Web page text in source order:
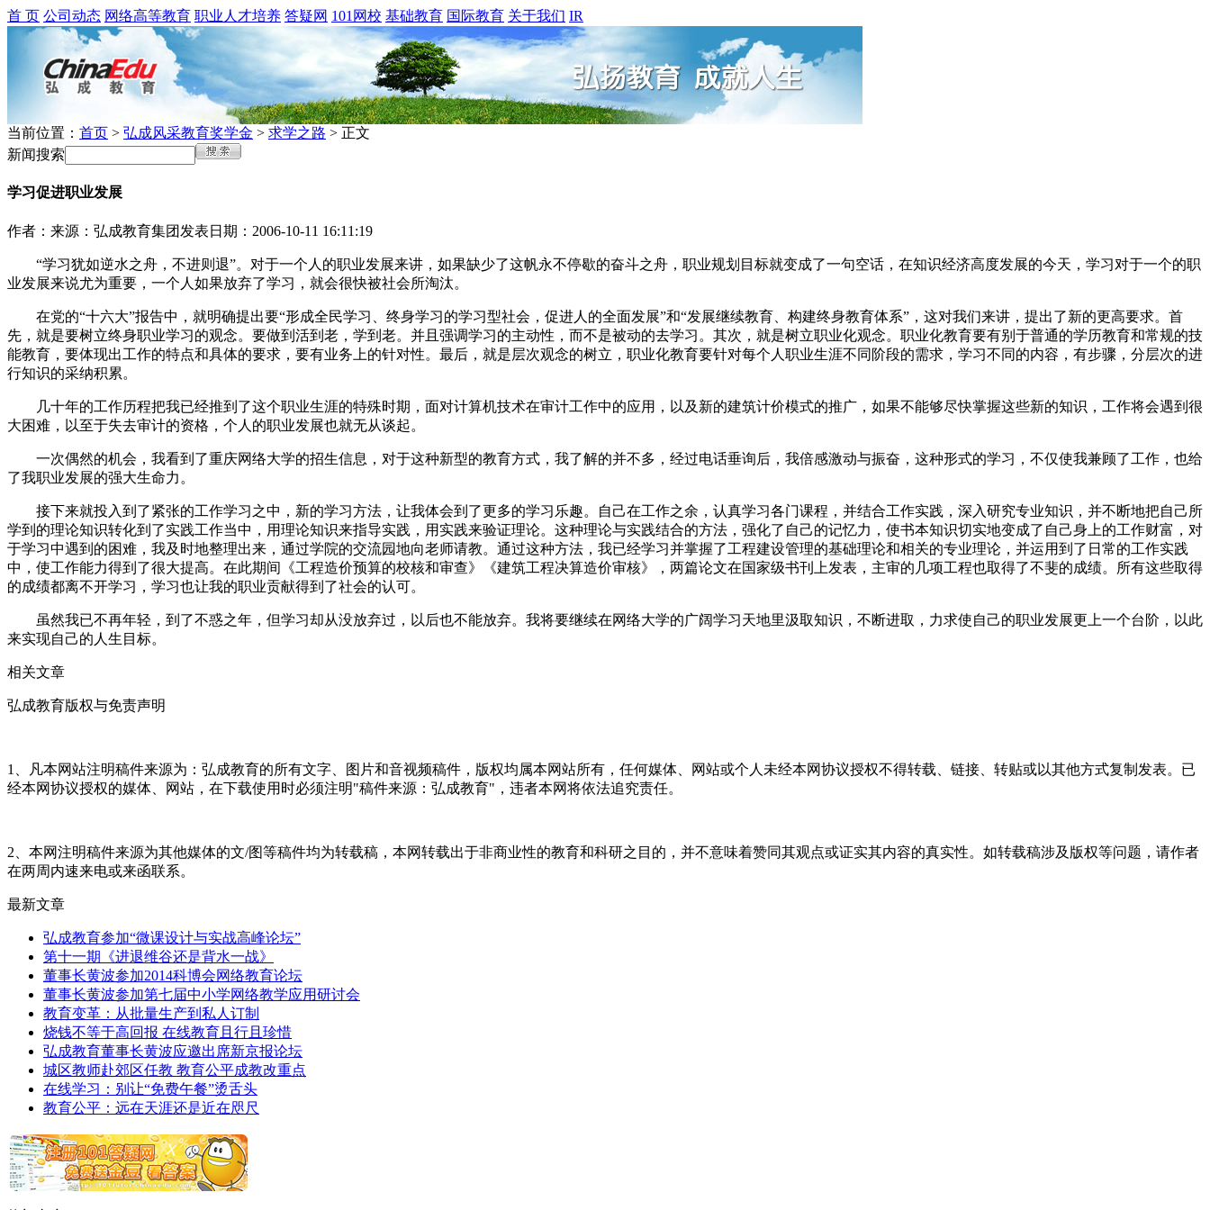
首 页 公司动态 网络高等教育 职业人才培养 答疑网 101网校 基础教育 国际教育 关于我们 IR
当前位置： 首页 > 弘成风采教育奖学金 > 求学之路 > 正文
新闻搜索
学习促进职业发展
作者： 来源：弘成教育集团 发表日期：2006-10-11 16:11:19
“学习犹如逆水之舟，不进则退”。对于一个人的职业发展来讲，如果缺少了这帆永不停歇的奋斗之舟，职业规划目标就变成了一句空话，在知识经济高度发展的今天，学习对于一个的职
业发展来说尤为重要，一个人如果放弃了学习，就会很快被社会所淘汰。
在党的“十六大”报告中，就明确提出要“形成全民学习、终身学习的学习型社会，促进人的全面发展”和“发展继续教育、构建终身教育体系”，这对我们来讲，提出了新的更高要求。首
先，就是要树立终身职业学习的观念。要做到活到老，学到老。并且强调学习的主动性，而不是被动的去学习。其次，就是树立职业化观念。职业化教育要有别于普通的学历教育和常规的技
能教育，要体现出工作的特点和具体的要求，要有业务上的针对性。最后，就是层次观念的树立，职业化教育要针对每个人职业生涯不同阶段的需求，学习不同的内容，有步骤，分层次的进
行知识的采纳积累。
几十年的工作历程把我已经推到了这个职业生涯的特殊时期，面对计算机技术在审计工作中的应用，以及新的建筑计价模式的推广，如果不能够尽快掌握这些新的知识，工作将会遇到很
大困难，以至于失去审计的资格，个人的职业发展也就无从谈起。
一次偶然的机会，我看到了重庆网络大学的招生信息，对于这种新型的教育方式，我了解的并不多，经过电话垂询后，我倍感激动与振奋，这种形式的学习，不仅使我兼顾了工作，也给
了我职业发展的强大生命力。
接下来就投入到了紧张的工作学习之中，新的学习方法，让我体会到了更多的学习乐趣。自己在工作之余，认真学习各门课程，并结合工作实践，深入研究专业知识，并不断地把自己所
学到的理论知识转化到了实践工作当中，用理论知识来指导实践，用实践来验证理论。这种理论与实践结合的方法，强化了自己的记忆力，使书本知识切实地变成了自己身上的工作财富，对
于学习中遇到的困难，我及时地整理出来，通过学院的交流园地向老师请教。通过这种方法，我已经学习并掌握了工程建设管理的基础理论和相关的专业理论，并运用到了日常的工作实践
中，使工作能力得到了很大提高。在此期间《工程造价预算的校核和审查》《建筑工程决算造价审核》，两篇论文在国家级书刊上发表，主审的几项工程也取得了不斐的成绩。所有这些取得
的成绩都离不开学习，学习也让我的职业贡献得到了社会的认可。
虽然我已不再年轻，到了不惑之年，但学习却从没放弃过，以后也不能放弃。我将要继续在网络大学的广阔学习天地里汲取知识，不断进取，力求使自己的职业发展更上一个台阶，以此
来实现自己的人生目标。
相关文章
弘成教育版权与免责声明
1、凡本网站注明稿件来源为：弘成教育的所有文字、图片和音视频稿件，版权均属本网站所有，任何媒体、网站或个人未经本网协议授权不得转载、链接、转贴或以其他方式复制发表。已
经本网协议授权的媒体、网站，在下载使用时必须注明"稿件来源：弘成教育"，违者本网将依法追究责任。
2、本网注明稿件来源为其他媒体的文/图等稿件均为转载稿，本网转载出于非商业性的教育和科研之目的，并不意味着赞同其观点或证实其内容的真实性。如转载稿涉及版权等问题，请作者
在两周内速来电或来函联系。
最新文章
弘成教育参加“微课设计与实战高峰论坛”
第十一期《进退维谷还是背水一战》
董事长黄波参加2014科博会网络教育论坛
董事长黄波参加第七届中小学网络教学应用研讨会
教育变革：从批量生产到私人订制
烧钱不等于高回报 在线教育且行且珍惜
弘成教育董事长黄波应邀出席新京报论坛
城区教师赴郊区任教 教育公平成教改重点
在线学习：别让“免费午餐”烫舌头
教育公平：远在天涯还是近在咫尺